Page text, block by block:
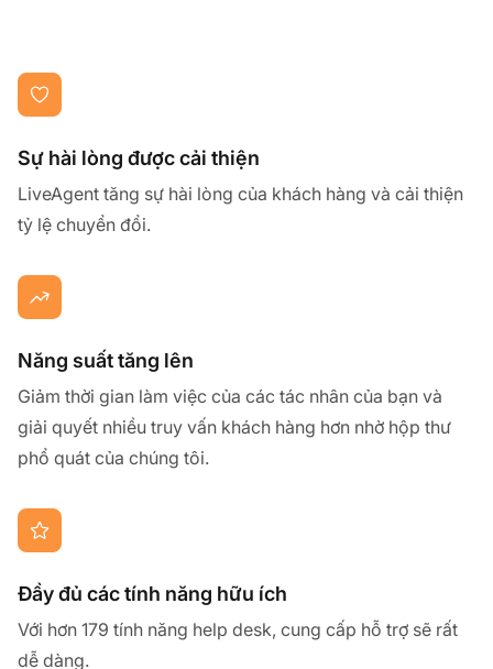
Sự hài lòng được cải thiện
LiveAgent tăng sự hài lòng của khách hàng và cải thiện
tỷ lệ chuyển đổi.
Năng suất tăng lên
Giảm thời gian làm việc của các tác nhân của bạn và
giải quyết nhiều truy vấn khách hàng hơn nhờ hộp thư
phổ quát của chúng tôi.
Đầy đủ các tính năng hữu ích
Với hơn 179 tính năng help desk, cung cấp hỗ trợ sẽ rất
dễ dàng.